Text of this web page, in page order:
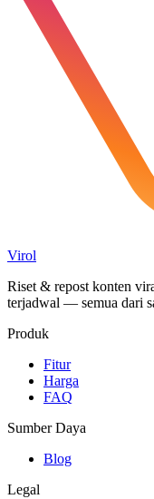
Virol
Riset & repost konten
terjadwal — semua dari
Produk
Fitur
Harga
FAQ
Sumber Daya
Blog
Legal